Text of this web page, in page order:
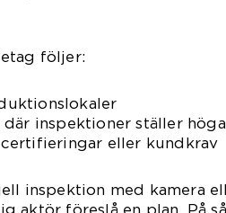
följer:
inspektioner ställer
certifieringar eller kundkrav
inspektion med kamera
aktör föreslå en plan. På